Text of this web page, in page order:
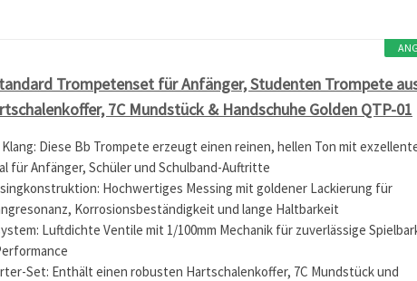
Trompetenset für Anfänger, Studenten Trompete
7C Mundstück & Handschuhe Golden QTP-01
Klang: Diese Bb Trompete erzeugt einen reinen, hellen Ton mit
für Anfänger, Schüler und Schulband-Auftritte
Hochwertiges Messing mit goldener Lackierung für
Korrosionsbeständigkeit und lange Haltbarkeit
Luftdichte Ventile mit 1/100mm Mechanik für zuverlässige
Set: Enthält einen robusten Hartschalenkoffer, 7C Mundstück und